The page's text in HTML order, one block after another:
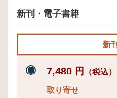
新刊・電子書籍
新刊
7,480 円 （税込）
取り寄せ